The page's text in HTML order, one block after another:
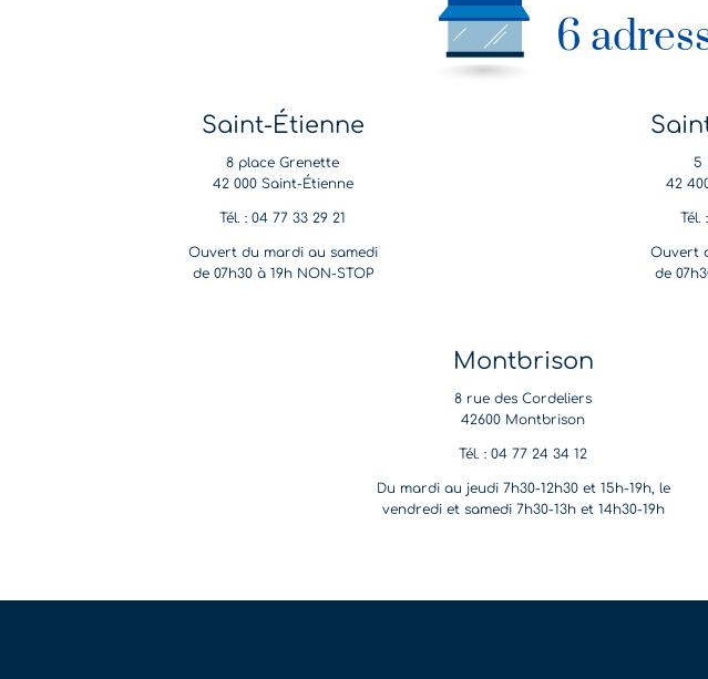
6
Saint-Étienne
8 place Grenette
42 000 Saint-Étienne
Tél. : 04 77 33 29 21
Ouvert du mardi au samedi
de 07h30 à 19h NON-STOP
5
42
Tél.
Ouvert
de
Montbrison
8 rue des Cordeliers
42600 Montbrison
Tél. : 04 77 24 34 12
Du mardi au jeudi 7h30-12h30 et 15h-19h, le
vendredi et samedi 7h30-13h et 14h30-19h